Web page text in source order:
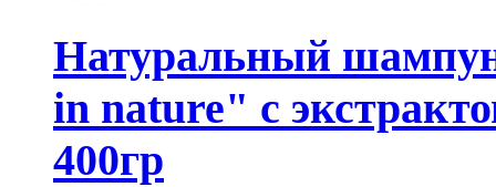
Натуральный
in nature" с
400гр